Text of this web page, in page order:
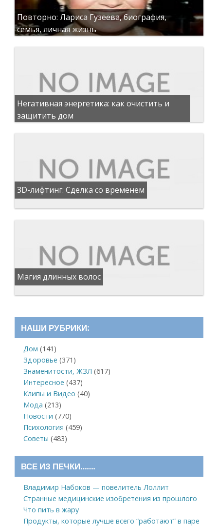
Повторно: Лариса Гузеева, биография,
семья, личная жизнь
Негативная энергетика: как очистить и
защитить дом
3D-лифтинг: Сделка со временем
Магия длинных волос
НАШИ РУБРИКИ:
Дом (141)
Здоровье (371)
Знаменитости, ЖЗЛ (617)
Интересное (437)
Клипы и Видео (40)
Мода (213)
Новости (770)
Психология (459)
Советы (483)
ВСЕ ИЗ ПЕЧКИ…….
Владимир Набоков — повелитель Лоллит
Странные медицинские изобретения из прошлого
Что пить в жару
Продукты, которые лучше всего “работают” в паре